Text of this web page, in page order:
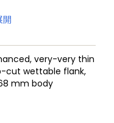
開
very-very thin
cut wettable flank,
mm body